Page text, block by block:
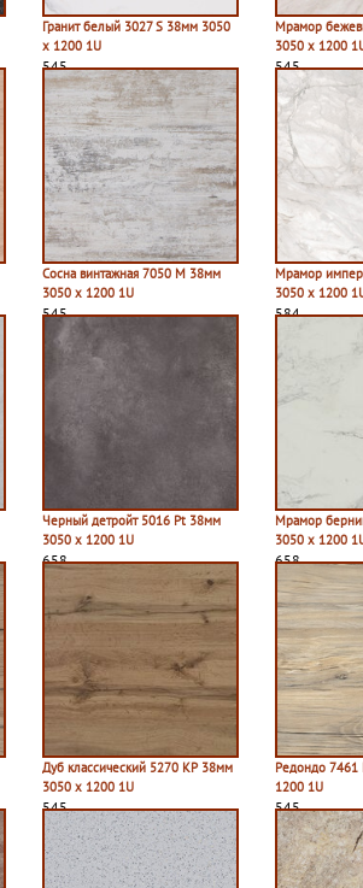
Гранит белый 3027 S 38мм 3050
х 1200 1U
545
Мрамор
3050 х 1200
545
Сосна винтажная 7050 M 38мм
3050 х 1200 1U
545
Мрамор
3050 х 1200
584
Черный детройт 5016 Pt 38мм
3050 х 1200 1U
658
Мрамор
3050 х 1200
658
Дуб классический 5270 КР 38мм
3050 х 1200 1U
545
Редондо
1200 1U
545